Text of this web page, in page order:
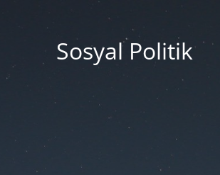
Sosyal Politik